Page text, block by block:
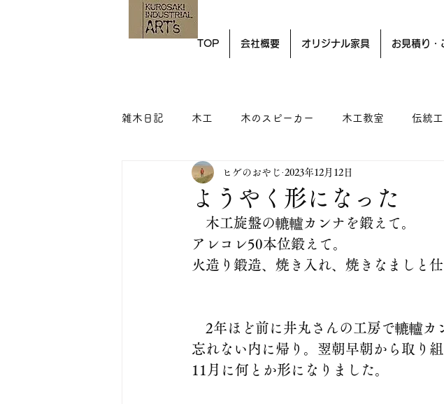
TOP 会社概要 オリジナル家具 お見積り・
雑木日記 木工 木のスピーカー 木工教室 伝統
ようやく形になった
ヒゲのおやじ 2023年12月12日
木工旋盤の轆轤カンナを鍛えて。
アレコレ50本位鍛えて。
火造り鍛造、焼き入れ、焼きなましと仕
2年ほど前に井丸さんの工房で轆轤カ
忘れない内に帰り。翌朝早朝から取り組
11月に何とか形になりました。